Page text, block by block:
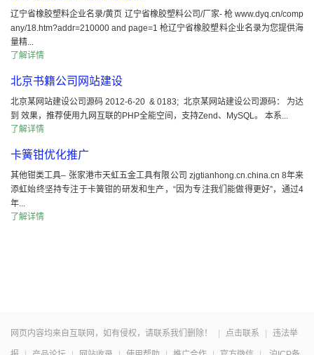
辽宁省橡胶塑料企业名录/黄页 辽宁省橡胶塑料公司/厂家- 枪 www.dyq.cn/comp
any/18.htm?addr=210000 and page=1 枪辽宁省橡胶塑料企业名录为您提供海
量精...
了解详情
北京书籍公司网站建设
北京某网站建设公司源码 2012-6-20 & 0183; 北京某网站建设公司源码： 为达
到 效果，推荐使用九网互联的PHP全能空间，支持Zend、MySQL。 本系...
了解详情
卡簧钳优化推广
其他钳类工具– 张家港市天虹五金工具有限公司 zjgtianhong.cn.china.cn 8年来
添虹始终坚持专注于卡簧钳的研发和生产，“因为专注我们能做得更好”，通过4
年...
了解详情
网页内容均来自互联网，如有侵权，请联系我们删除！ 点击联系 违法举